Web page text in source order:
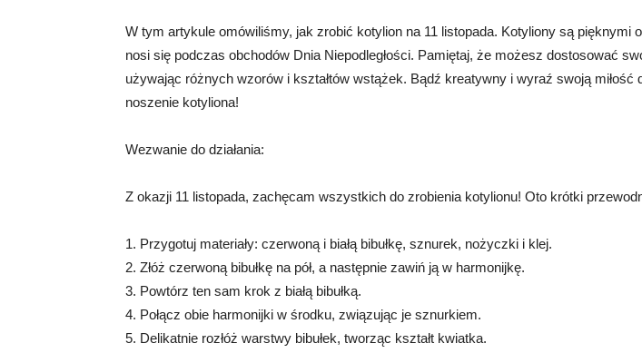
W tym artykule omówiliśmy, jak zrobić kotylion na 11 listopada. Kotyliony są pięknymi
nosi się podczas obchodów Dnia Niepodległości. Pamiętaj, że możesz dostosować
używając różnych wzorów i kształtów wstążek. Bądź kreatywny i wyraź swoją miłość
noszenie kotyliona!
Wezwanie do działania:
Z okazji 11 listopada, zachęcam wszystkich do zrobienia kotylionu! Oto krótki
1. Przygotuj materiały: czerwoną i białą bibułkę, sznurek, nożyczki i klej.
2. Złóż czerwoną bibułkę na pół, a następnie zawiń ją w harmonijkę.
3. Powtórz ten sam krok z białą bibułką.
4. Połącz obie harmonijki w środku, związując je sznurkiem.
5. Delikatnie rozłóż warstwy bibułek, tworząc kształt kwiatka.